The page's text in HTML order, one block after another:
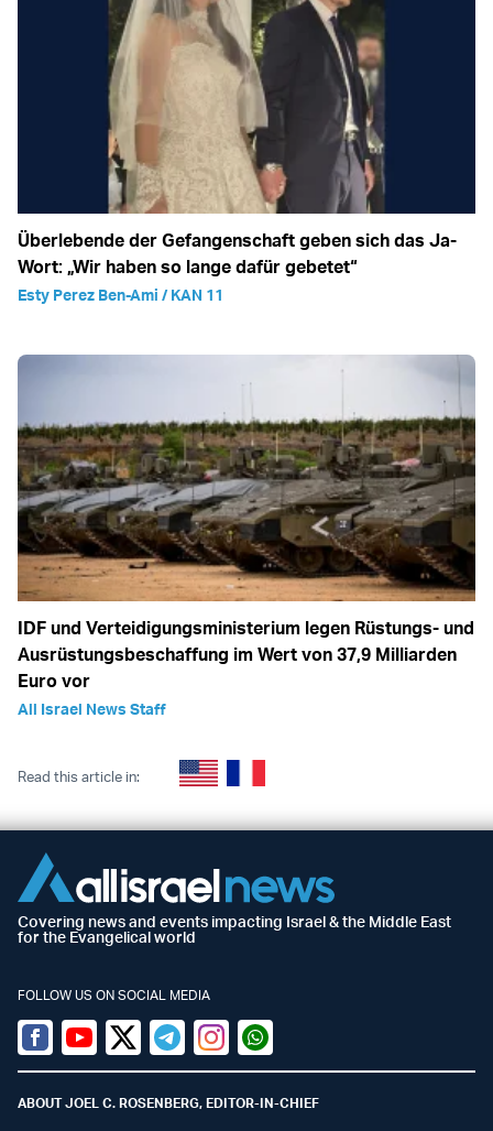
Überlebende der Gefangenschaft geben sich das Ja-
Wort: „Wir haben so lange dafür gebetet“
Esty Perez Ben-Ami / KAN 11
IDF und Verteidigungsministerium legen Rüstungs- und
Ausrüstungsbeschaffung im Wert von 37,9 Milliarden
Euro vor
All Israel News Staff
Read this article in:
Covering news and events impacting Israel & the Middle East
for the Evangelical world
FOLLOW US ON SOCIAL MEDIA
Facebook
YoutubeTwitter (X)
TelegramInstagramWhatsapp
ABOUT JOEL C. ROSENBERG, EDITOR-IN-CHIEF